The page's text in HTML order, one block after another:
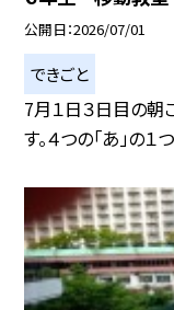
公開日 2026/07/01
できごと
7月１日３日目の朝
す。４つの「あ」の１